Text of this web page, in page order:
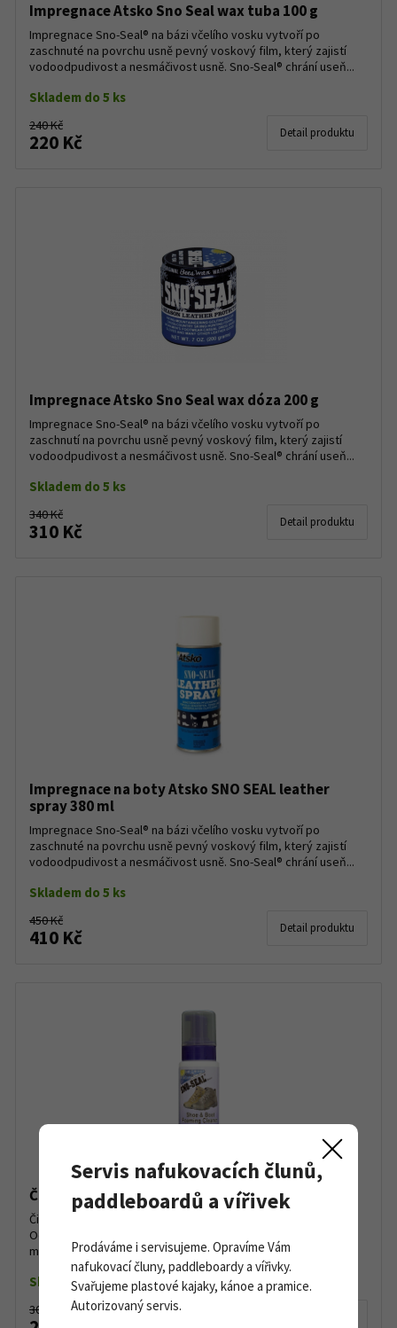
Impregnace Atsko Sno Seal wax tuba 100 g
Impregnace Sno-Seal® na bázi včelího vosku vytvoří po
zaschnuté na povrchu usně pevný voskový film, který zajistí
vodoodpudivost a nesmáčivost usně. Sno-Seal® chrání useň...
Skladem do 5 ks
240 Kč
220 Kč Detail produktu
Impregnace Atsko Sno Seal wax dóza 200 g
Impregnace Sno-Seal® na bázi včelího vosku vytvoří po
zaschnutí na povrchu usně pevný voskový film, který zajistí
vodoodpudivost a nesmáčivost usně. Sno-Seal® chrání useň...
Skladem do 5 ks
340 Kč
310 Kč Detail produktu
Impregnace na boty Atsko SNO SEAL leather
spray 380 ml
Impregnace Sno-Seal® na bázi včelího vosku vytvoří po
zaschnuté na povrchu usně pevný voskový film, který zajistí
vodoodpudivost a nesmáčivost usně. Sno-Seal® chrání useň...
Skladem do 5 ks
450 Kč
410 Kč Detail produktu
Čistící pěna na boty Atsko Foam Cleaner 200 ml
Čistící pěna v mechanickém rozprašovači pro čištění obuvi.
Odstraní skvrny a nečistoty z usní a tkanin bez nadměrného
máčení obuvi. Voda je třeba jen na závěrečný oplach ...
Skladem do 5 ks
300 Kč
Servis nafukovacích člunů,
paddleboardů a vířivek
Prodáváme i servisujeme. Opravíme Vám
nafukovací čluny, paddleboardy a vířivky.
Svařujeme plastové kajaky, kánoe a pramice.
Autorizovaný servis.